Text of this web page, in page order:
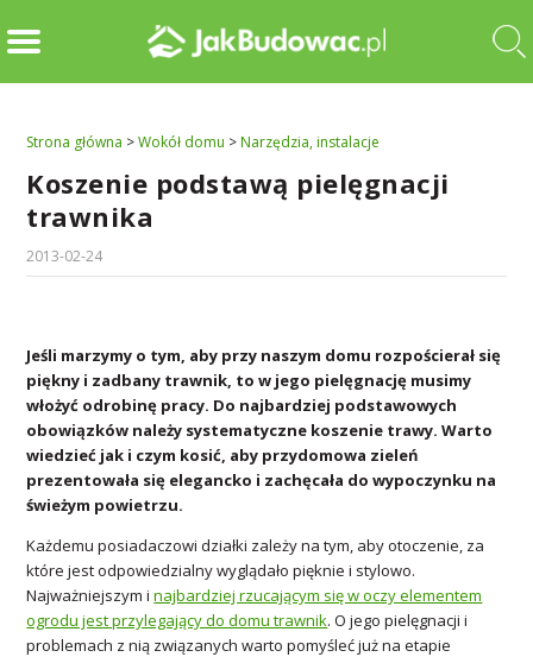
Strona główna >Wokół domu >Narzędzia, instalacje
Koszenie podstawą pielęgnacji
trawnika
2013-02-24
Jeśli marzymy o tym, aby przy naszym domu rozpościerał się
piękny i zadbany trawnik, to w jego pielęgnację musimy
włożyć odrobinę pracy. Do najbardziej podstawowych
obowiązków należy systematyczne koszenie trawy. Warto
wiedzieć jak i czym kosić, aby przydomowa zieleń
prezentowała się elegancko i zachęcała do wypoczynku na
świeżym powietrzu.
Każdemu posiadaczowi działki zależy na tym, aby otoczenie, za
które jest odpowiedzialny wyglądało pięknie i stylowo.
Najważniejszym inajbardziej rzucającym się w oczy elementem
ogrodu jest przylegający do domu trawnik. O jego pielęgnacji i
problemach z nią związanych warto pomyśleć już na etapie